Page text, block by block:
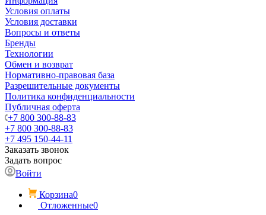
Условия оплаты
Условия доставки
Вопросы и ответы
Бренды
Технологии
Обмен и возврат
Нормативно-правовая база
Разрешительные документы
Политика конфиденциальности
Публичная оферта
+7 800 300-88-83
+7 800 300-88-83
+7 495 150-44-11
Заказать звонок
Задать вопрос
Войти
Корзина0
Отложенные0